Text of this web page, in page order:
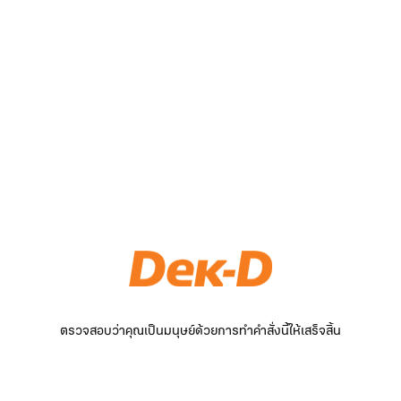
ตรวจสอบว่าคุณเป็นมนุษย์ด้วยการทำคำสั่งนี้ให้เสร็จสิ้น